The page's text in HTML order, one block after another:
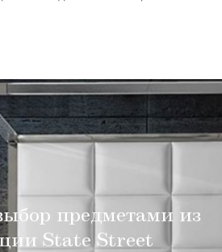
предметами из
State Street